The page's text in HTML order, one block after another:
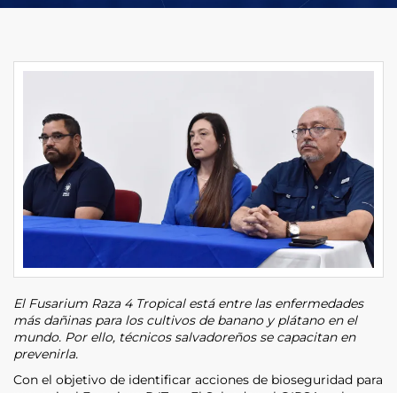
El Fusarium Raza 4 Tropical está entre las enfermedades
más dañinas para los cultivos de banano y plátano en el
mundo. Por ello, técnicos salvadoreños se capacitan en
prevenirla.
Con el objetivo de identificar acciones de bioseguridad para